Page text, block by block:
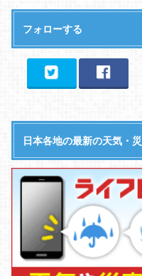
フォローする
日本各地の最新の天気・